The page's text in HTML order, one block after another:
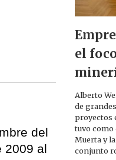
del
2009 al
el
Alberto
de
proyectos
tuvo como
Muerta y
conjunto